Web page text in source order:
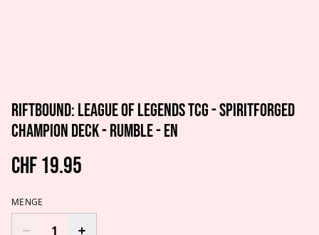
Riftbound: League of Legends TCG - Spiritforged
Champion Deck - Rumble - EN
CHF 19.95
MENGE